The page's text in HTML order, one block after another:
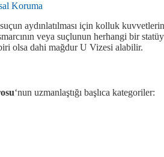
Koruma
aydınlatılması için kolluk
veya suçlunun herhangi bir
olsa dahi mağdur U Vizesi alabilir.
‘nun uzmanlaştığı başlıca kategoriler: